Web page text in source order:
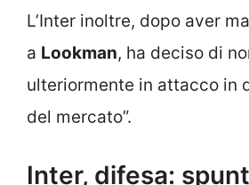
L’Inter inoltre, dopo aver
a Lookman
, ha deciso di
ulteriormente in attacco in
del mercato”.
Inter, difesa: